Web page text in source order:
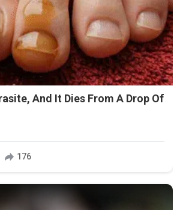
And It Dies From A Drop Of
176